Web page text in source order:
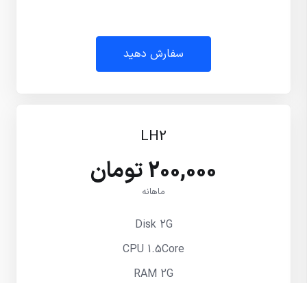
سفارش دهید
LH2
200,000 تومان
ماهانه
Disk 2G
CPU 1.5Core
RAM 2G